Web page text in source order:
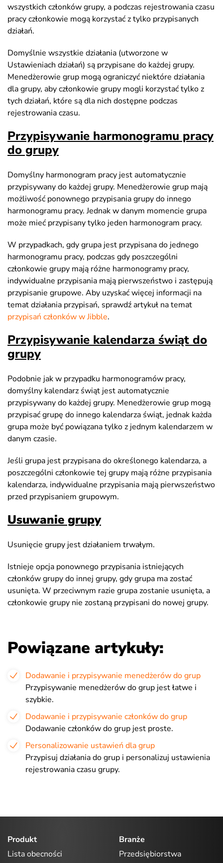
wszystkich członków grupy, a podczas rejestrowania czasu
pracy członkowie mogą korzystać z tylko przypisanych
działań.
Domyślnie wszystkie działania (utworzone w
Ustawieniach działań) są przypisane do każdej grupy.
Menedżerowie grup mogą ograniczyć niektóre działania
dla grupy, aby członkowie grupy mogli korzystać tylko z
tych działań, które są dla nich dostępne podczas
rejestrowania czasu.
Przypisywanie harmonogramu pracy
do grupy
Domyślny harmonogram pracy jest automatycznie
przypisywany do każdej grupy. Menedżerowie grup mają
możliwość ponownego przypisania grupy do innego
harmonogramu pracy. Jednak w danym momencie grupa
może mieć przypisany tylko jeden harmonogram pracy.
W przypadkach, gdy grupa jest przypisana do jednego
harmonogramu pracy, podczas gdy poszczególni
członkowie grupy mają różne harmonogramy pracy,
indywidualne przypisania mają pierwszeństwo i zastępują
przypisanie grupowe. Aby uzyskać więcej informacji na
temat działania przypisań, sprawdź artykuł na temat
przypisań członków w Jibble.
Przypisywanie kalendarza świąt do
grupy
Podobnie jak w przypadku harmonogramów pracy,
domyślny kalendarz świąt jest automatycznie
przypisywany do każdej grupy. Menedżerowie grup mogą
przypisać grupę do innego kalendarza świąt, jednak każda
grupa może być powiązana tylko z jednym kalendarzem w
danym czasie.
Jeśli grupa jest przypisana do określonego kalendarza, a
poszczególni członkowie tej grupy mają różne przypisania
kalendarza, indywidualne przypisania mają pierwszeństwo
przed przypisaniem grupowym.
Usuwanie grupy
Usunięcie grupy jest działaniem trwałym.
Istnieje opcja ponownego przypisania istniejących
członków grupy do innej grupy, gdy grupa ma zostać
usunięta. W przeciwnym razie grupa zostanie usunięta, a
członkowie grupy nie zostaną przypisani do nowej grupy.
Powiązane artykuły:
Dodawanie i przypisywanie menedżerów do grup
Przypisywanie menedżerów do grup jest łatwe i
szybkie.
Dodawanie i przypisywanie członków do grup
Dodawanie członków do grup jest proste.
Personalizowanie ustawień dla grup
Przypisuj działania do grup i personalizuj ustawienia
rejestrowania czasu grupy.
Produkt
Lista obecności
Branże
Przedsiębiorstwa